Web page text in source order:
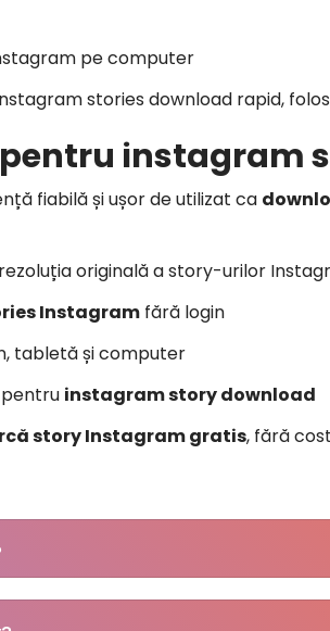
pe computer
stories download rapid,
pentru instagram
fiabilă și ușor de utilizat ca
originală a story-urilor
Instagram fără login
tabletă și computer
instagram story download
story Instagram gratis, fără
Story complet gratuit. Foarte ușor